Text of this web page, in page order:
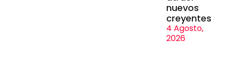
nuevos
creyentes
4 Agosto,
2026